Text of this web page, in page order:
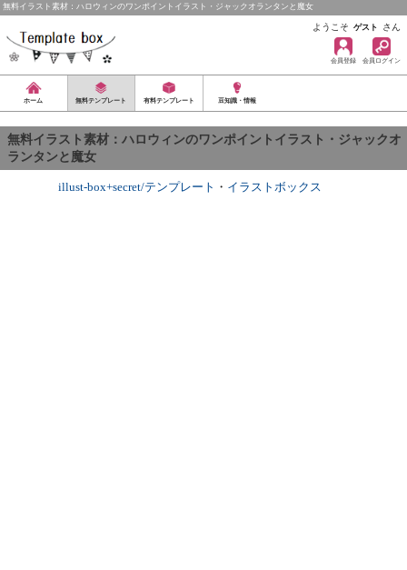
無料イラスト素材：ハロウィンのワンポイントイラスト・ジャックオランタンと魔女
ようこそ ゲスト さん
会員登録 会員ログイン
ホーム 無料テンプレート 有料テンプレート 豆知識・情報
無料イラスト素材：ハロウィンのワンポイントイラスト・ジャックオ
ランタンと魔女
illust-box+secret/テンプレート ・ イラストボックス